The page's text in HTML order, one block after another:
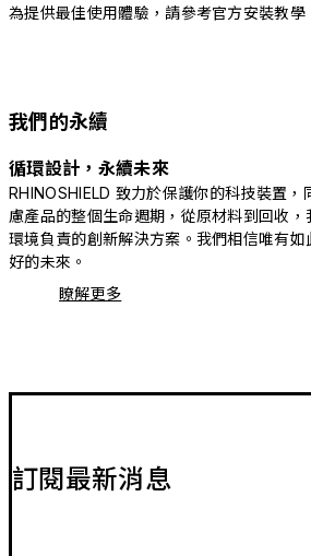
為提供最佳使用體驗，請參考官方安裝教學
我們的永續
循環設計，永續未來
RHINOSHIELD 致力於保護你的科技裝置
慮產品的整個生命週期，從原材料到回收
環境負責的創新解決方案。我們相信唯有
好的未來。
瞭解更多
訂閱最新消息